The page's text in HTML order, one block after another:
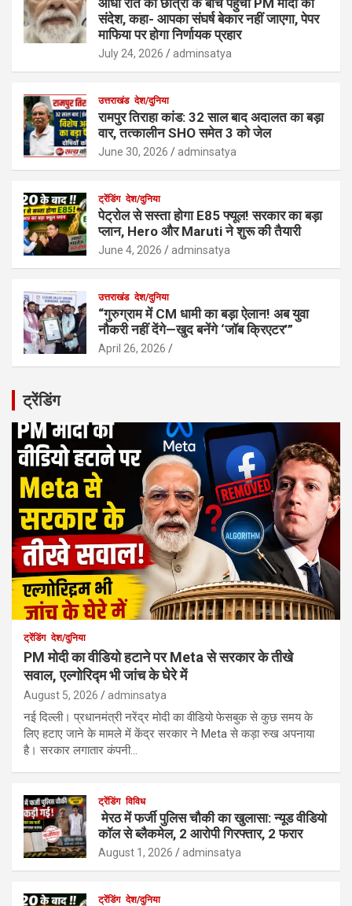
आधी रात को छात्रों के बीच पहुंचा PM मोदी का
संदेश, कहा- आपका संघर्ष बेकार नहीं जाएगा, पेपर
माफिया पर होगा निर्णायक प्रहार
July 24, 2026 adminsatya
उत्तराखंड देश/दुनिया
रामपुर तिराहा कांड: 32 साल बाद अदालत का बड़ा
वार, तत्कालीन SHO समेत 3 को जेल
June 30, 2026 adminsatya
ट्रेंडिंग देश/दुनिया
पेट्रोल से सस्ता होगा E85 फ्यूल! सरकार का बड़ा
प्लान, Hero और Maruti ने शुरू की तैयारी
June 4, 2026 adminsatya
उत्तराखंड देश/दुनिया
“गुरुग्राम में CM धामी का बड़ा ऐलान! अब युवा
नौकरी नहीं देंगे—खुद बनेंगे ‘जॉब क्रिएटर’”
April 26, 2026
ट्रेंडिंग
ट्रेंडिंग देश/दुनिया
PM मोदी का वीडियो हटाने पर Meta से सरकार के तीखे
सवाल, एल्गोरिद्म भी जांच के घेरे में
August 5, 2026 adminsatya
नई दिल्ली। प्रधानमंत्री नरेंद्र मोदी का वीडियो फेसबुक से कुछ समय के
लिए हटाए जाने के मामले में केंद्र सरकार ने Meta से कड़ा रुख अपनाया
है। सरकार लगातार कंपनी…
ट्रेंडिंग विविध
मेरठ में फर्जी पुलिस चौकी का खुलासा: न्यूड वीडियो
कॉल से ब्लैकमेल, 2 आरोपी गिरफ्तार, 2 फरार
August 1, 2026 adminsatya
ट्रेंडिंग देश/दुनिया